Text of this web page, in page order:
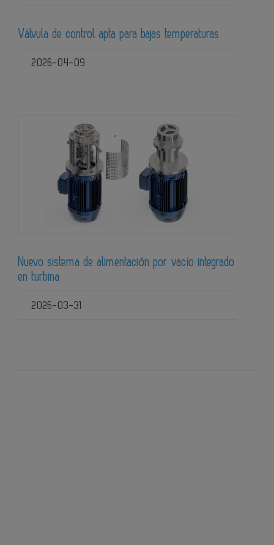
Válvula de control apta para bajas temperaturas
2026-04-09
Nuevo sistema de alimentación por vacío integrado
en turbina
2026-03-31